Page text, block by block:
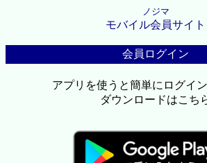
ノジマ
モバイル会員サイト
会員ログイン
アプリを使うと簡単にログイ
ダウンロードはこち